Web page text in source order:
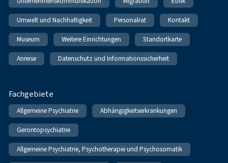
Umwelt und Nachhaltigkeit Personalrat Kontakt
Museum Weitere Einrichtungen Standortkarte
Anreise Datenschutz und Informationssicherheit
Fachgebiete
Allgemeine Psychiatrie Abhängigkeitserkrankungen
Gerontopsychiatrie
Allgemeine Psychiatrie, Psychotherapie und Psychosomatik